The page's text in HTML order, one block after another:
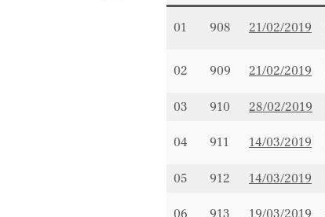
01 908 21/02/2019
02 909 21/02/2019
03 910 28/02/2019
04 911 14/03/2019
05 912 14/03/2019
06 913 19/03/2019